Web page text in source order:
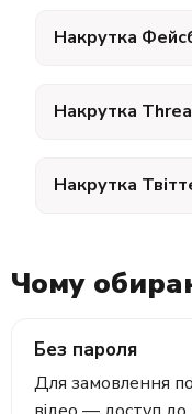
Накрутка
Накрутка
Накрутка
Чому
Без пароля
Для замовлення